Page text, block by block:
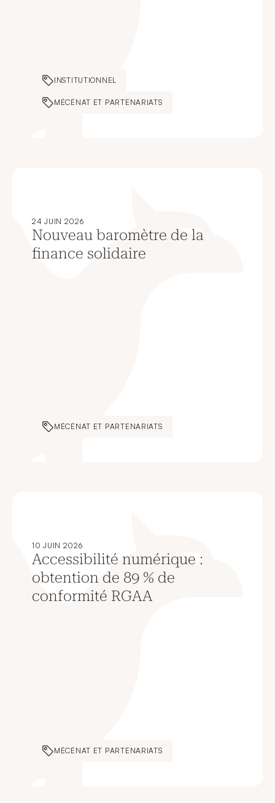
INSTITUTIONNEL
MÉCÉNAT ET PARTENARIATS
24 JUIN 2026
Nouveau baromètre de la
finance solidaire
MÉCÉNAT ET PARTENARIATS
10 JUIN 2026
Accessibilité numérique :
obtention de 89 % de
conformité RGAA
MÉCÉNAT ET PARTENARIATS